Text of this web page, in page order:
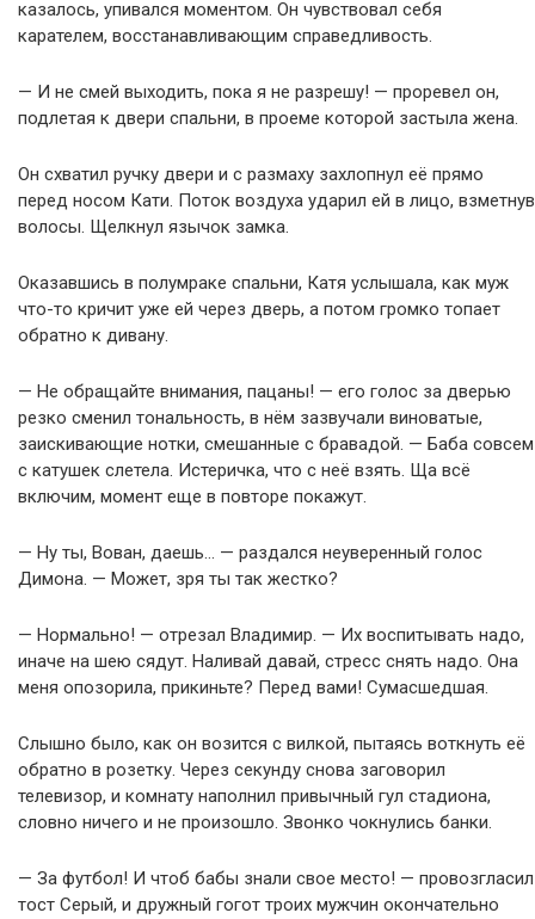
казалось, упивался моментом. Он чувствовал себя
карателем, восстанавливающим справедливость.
— И не смей выходить, пока я не разрешу! — проревел он,
подлетая к двери спальни, в проеме которой застыла жена.
Он схватил ручку двери и с размаху захлопнул её прямо
перед носом Кати. Поток воздуха ударил ей в лицо, взметнув
волосы. Щелкнул язычок замка.
Оказавшись в полумраке спальни, Катя услышала, как муж
что-то кричит уже ей через дверь, а потом громко топает
обратно к дивану.
— Не обращайте внимания, пацаны! — его голос за дверью
резко сменил тональность, в нём зазвучали виноватые,
заискивающие нотки, смешанные с бравадой. — Баба совсем
с катушек слетела. Истеричка, что с неё взять. Ща всё
включим, момент еще в повторе покажут.
— Ну ты, Вован, даешь… — раздался неуверенный голос
Димона. — Может, зря ты так жестко?
— Нормально! — отрезал Владимир. — Их воспитывать надо,
иначе на шею сядут. Наливай давай, стресс снять надо. Она
меня опозорила, прикиньте? Перед вами! Сумасшедшая.
Слышно было, как он возится с вилкой, пытаясь воткнуть её
обратно в розетку. Через секунду снова заговорил
телевизор, и комнату наполнил привычный гул стадиона,
словно ничего и не произошло. Звонко чокнулись банки.
— За футбол! И чтоб бабы знали свое место! — провозгласил
тост Серый, и дружный гогот троих мужчин окончательно